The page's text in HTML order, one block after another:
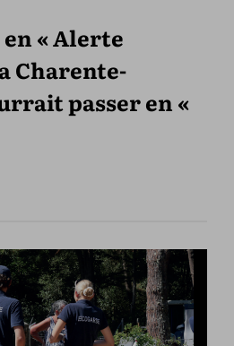
« Alerte
Charente-
passer en «